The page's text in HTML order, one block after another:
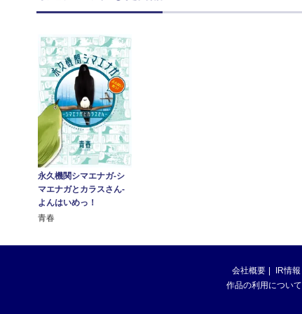
永久機関シマエナガ‐シ
マエナガとカラスさん‐
よんはいめっ！
青春
会社概要 IR情報
作品の利用について